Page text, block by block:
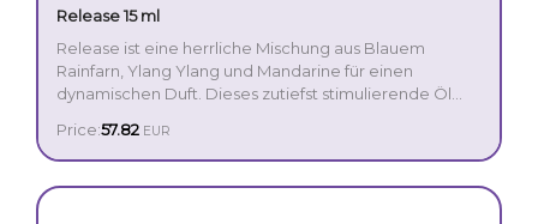
Release 15 ml
Release ist eine herrliche Mischung aus Blauem
Rainfarn, Ylang Ylang und Mandarine für einen
dynamischen Duft. Dieses zutiefst stimulierende Öl
perfekt zum Auftragen auf den Hals für einen
unwiderstehlichen Duft am Abend. Lasse die
Vergangenheit los und erlebe das Hier und Jetzt
Price:57.82 EUR